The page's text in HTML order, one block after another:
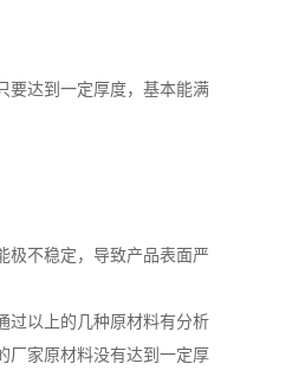
要达到一定厚度，基本能满
极不稳定，导致产品表面严
过以上的几种原材料有分析
厂家原材料没有达到一定厚